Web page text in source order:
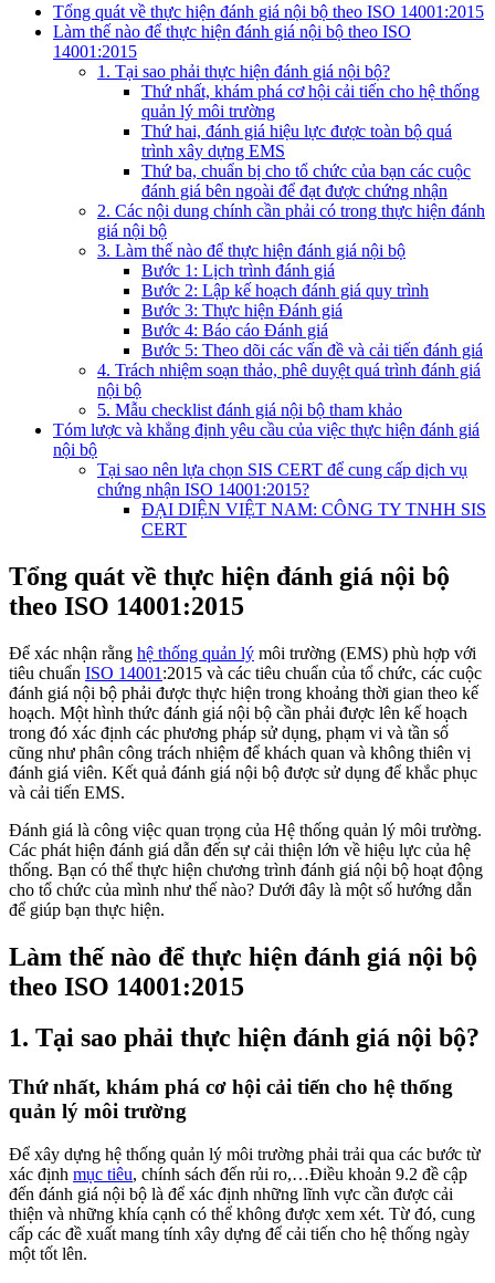
Tổng quát về thực hiện đánh giá nội bộ theo ISO 14001:2015
Làm thế nào để thực hiện đánh giá nội bộ theo ISO
14001:2015
1. Tại sao phải thực hiện đánh giá nội bộ?
Thứ nhất, khám phá cơ hội cải tiến cho hệ thống
quản lý môi trường
Thứ hai, đánh giá hiệu lực được toàn bộ quá
trình xây dựng EMS
Thứ ba, chuẩn bị cho tổ chức của bạn các cuộc
đánh giá bên ngoài để đạt được chứng nhận
2. Các nội dung chính cần phải có trong thực hiện đánh
giá nội bộ
3. Làm thế nào để thực hiện đánh giá nội bộ
Bước 1: Lịch trình đánh giá
Bước 2: Lập kế hoạch đánh giá quy trình
Bước 3: Thực hiện Đánh giá
Bước 4: Báo cáo Đánh giá
Bước 5: Theo dõi các vấn đề và cải tiến đánh giá
4. Trách nhiệm soạn thảo, phê duyệt quá trình đánh giá
nội bộ
5. Mẫu checklist đánh giá nội bộ tham khảo
Tóm lược và khẳng định yêu cầu của việc thực hiện đánh giá
nội bộ
Tại sao nên lựa chọn SIS CERT để cung cấp dịch vụ
chứng nhận ISO 14001:2015?
ĐẠI DIỆN VIỆT NAM: CÔNG TY TNHH SIS
CERT
Tổng quát về thực hiện đánh giá nội bộ
theo ISO 14001:2015
Để xác nhận rằng hệ thống quản lý môi trường (EMS) phù hợp với
tiêu chuẩn ISO 14001 :2015 và các tiêu chuẩn của tổ chức, các cuộc
đánh giá nội bộ phải được thực hiện trong khoảng thời gian theo kế
hoạch. Một hình thức đánh giá nội bộ cần phải được lên kế hoạch
trong đó xác định các phương pháp sử dụng, phạm vi và tần số
cũng như phân công trách nhiệm để khách quan và không thiên vị
đánh giá viên. Kết quả đánh giá nội bộ được sử dụng để khắc phục
và cải tiến EMS.
Đánh giá là công việc quan trọng của Hệ thống quản lý môi trường.
Các phát hiện đánh giá dẫn đến sự cải thiện lớn về hiệu lực của hệ
thống. Bạn có thể thực hiện chương trình đánh giá nội bộ hoạt động
cho tổ chức của mình như thế nào? Dưới đây là một số hướng dẫn
để giúp bạn thực hiện.
Làm thế nào để thực hiện đánh giá nội bộ
theo ISO 14001:2015
1. Tại sao phải thực hiện đánh giá nội bộ?
Thứ nhất, khám phá cơ hội cải tiến cho hệ thống
quản lý môi trường
Để xây dựng hệ thống quản lý môi trường phải trải qua các bước từ
xác định mục tiêu, chính sách đến rủi ro,…Điều khoản 9.2 đề cập
đến đánh giá nội bộ là để xác định những lĩnh vực cần được cải
thiện và những khía cạnh có thể không được xem xét. Từ đó, cung
cấp các đề xuất mang tính xây dựng để cải tiến cho hệ thống ngày
một tốt lên.